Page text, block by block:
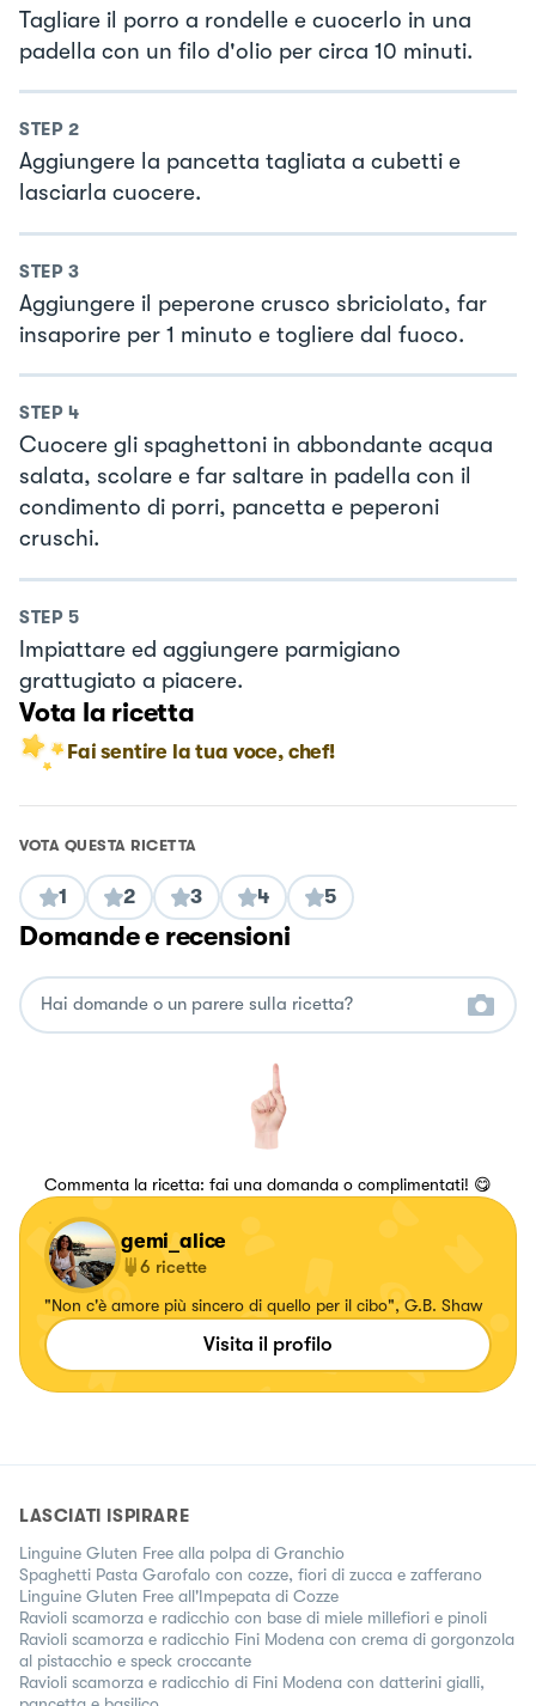
Tagliare il porro a rondelle e cuocerlo in una
padella con un filo d'olio per circa 10 minuti.
STEP 2
Aggiungere la pancetta tagliata a cubetti e
lasciarla cuocere.
STEP 3
Aggiungere il peperone crusco sbriciolato, far
insaporire per 1 minuto e togliere dal fuoco.
STEP 4
Cuocere gli spaghettoni in abbondante acqua
salata, scolare e far saltare in padella con il
condimento di porri, pancetta e peperoni
cruschi.
STEP 5
Impiattare ed aggiungere parmigiano
grattugiato a piacere.
Vota la ricetta
Fai sentire la tua voce, chef!
VOTA QUESTA RICETTA
1 2 3 4 5
Domande e recensioni
Commenta la ricetta: fai una domanda o complimentati! 😋
gemi_alice
6 ricette
"Non c'è amore più sincero di quello per il cibo", G.B. Shaw
Visita il profilo
LASCIATI ISPIRARE
Linguine Gluten Free alla polpa di Granchio
Spaghetti Pasta Garofalo con cozze, fiori di zucca e zafferano
Linguine Gluten Free all'Impepata di Cozze
Ravioli scamorza e radicchio con base di miele millefiori e pinoli
Ravioli scamorza e radicchio Fini Modena con crema di gorgonzola
al pistacchio e speck croccante
Ravioli scamorza e radicchio di Fini Modena con datterini gialli,